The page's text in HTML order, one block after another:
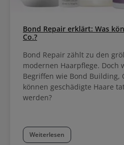
Bond Repair erklärt: Was
Co.?
Bond Repair zählt zu den
modernen Haarpflege. Doch
Begriffen wie Bond Building,
können geschädigte Haare
werden?
Weiterlesen